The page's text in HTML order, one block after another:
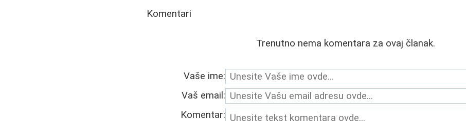
Komentari
Trenutno nema komentara za ovaj članak.
Vaše ime:
Vaš email:
Komentar: